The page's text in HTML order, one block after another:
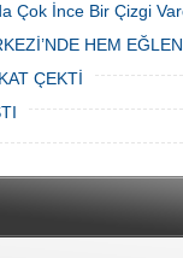
Çok İnce Bir Çizgi
HEM
ÇEKTİ